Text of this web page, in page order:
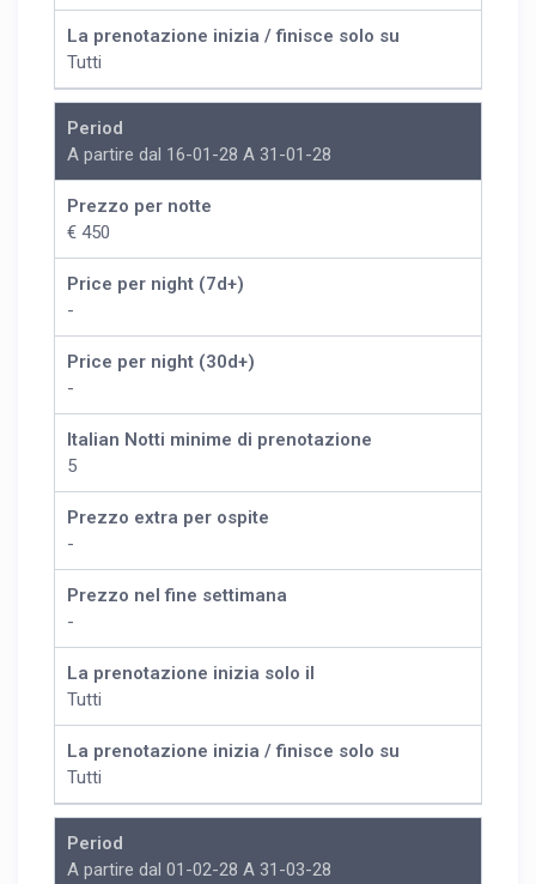
La prenotazione inizia / finisce solo su
Tutti
Period
A partire dal 16-01-28 A 31-01-28
Prezzo per notte
€ 450
Price per night (7d+)
-
Price per night (30d+)
-
Italian Notti minime di prenotazione
5
Prezzo extra per ospite
-
Prezzo nel fine settimana
-
La prenotazione inizia solo il
Tutti
La prenotazione inizia / finisce solo su
Tutti
Period
A partire dal 01-02-28 A 31-03-28